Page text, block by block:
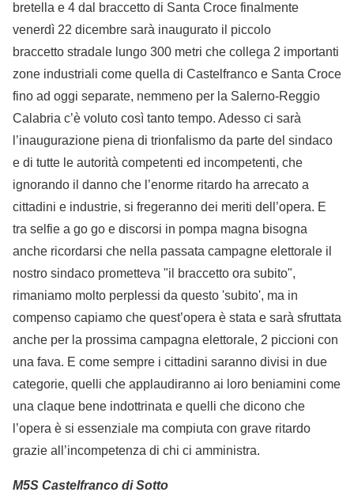
bretella e 4 dal braccetto di Santa Croce finalmente
venerdì 22 dicembre sarà inaugurato il piccolo
braccetto stradale lungo 300 metri che collega 2 importanti
zone industriali come quella di Castelfranco e Santa Croce
fino ad oggi separate, nemmeno per la Salerno-Reggio
Calabria c’è voluto così tanto tempo. Adesso ci sarà
l’inaugurazione piena di trionfalismo da parte del sindaco
e di tutte le autorità competenti ed incompetenti, che
ignorando il danno che l’enorme ritardo ha arrecato a
cittadini e industrie, si fregeranno dei meriti dell’opera. E
tra selfie a go go e discorsi in pompa magna bisogna
anche ricordarsi che nella passata campagne elettorale il
nostro sindaco prometteva "il braccetto ora subito",
rimaniamo molto perplessi da questo 'subito', ma in
compenso capiamo che quest’opera è stata e sarà sfruttata
anche per la prossima campagna elettorale, 2 piccioni con
una fava. E come sempre i cittadini saranno divisi in due
categorie, quelli che applaudiranno ai loro beniamini come
una claque bene indottrinata e quelli che dicono che
l’opera è si essenziale ma compiuta con grave ritardo
grazie all’incompetenza di chi ci amministra.
M5S Castelfranco di Sotto